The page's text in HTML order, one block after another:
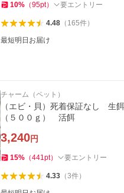
10% （95pt） 要エントリー
4.48（ 165件）
最短明日お届け
チャーム（ペット）
（エビ・貝）死着保証なし 生
（５００ｇ） 活餌
3,240円
15% （441pt） 要エントリー
4.33（3件）